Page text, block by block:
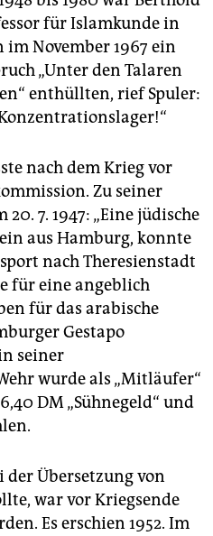
für Islamkunde in
November 1967 ein
„Unter den Talaren
enthüllten, rief Spuler:
nach dem Krieg vor
Zu seiner
7. 1947: „Eine jüdische
aus Hamburg, konnte
nach Theresienstadt
für eine angeblich
für das arabische
Gestapo
seiner
wurde als „Mitläufer“
DM „Sühnegeld“ und
der Übersetzung von
war vor Kriegsende
Es erschien 1952. Im